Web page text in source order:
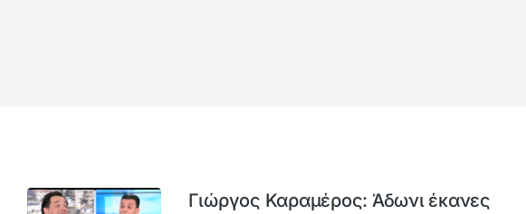
Γιώργος Καραμέρος: Άδωνι έκανες